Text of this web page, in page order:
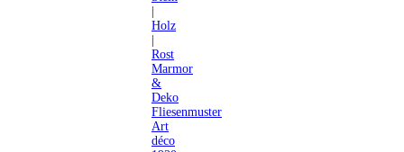
Holz
Rost
Marmor
&
Deko
Fliesenmuster
Art
déco